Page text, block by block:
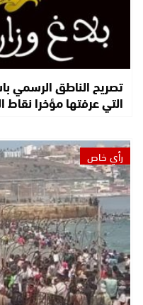
تصريح الناطق الرسمي
التي عرفتها مؤخرا نقاط
رأي خاص